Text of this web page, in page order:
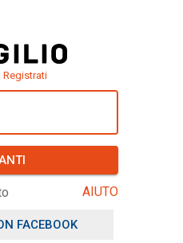
Registrati
AIUTO
FACEBOOK